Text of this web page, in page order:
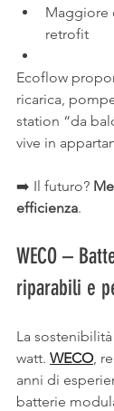
Maggiore
retrofit
Ecoflow
ricarica,
station “da
vive in
➡️ Il futuro?
efficienza.
WECO –
riparabili e
La
watt. WECO,
anni di
batterie